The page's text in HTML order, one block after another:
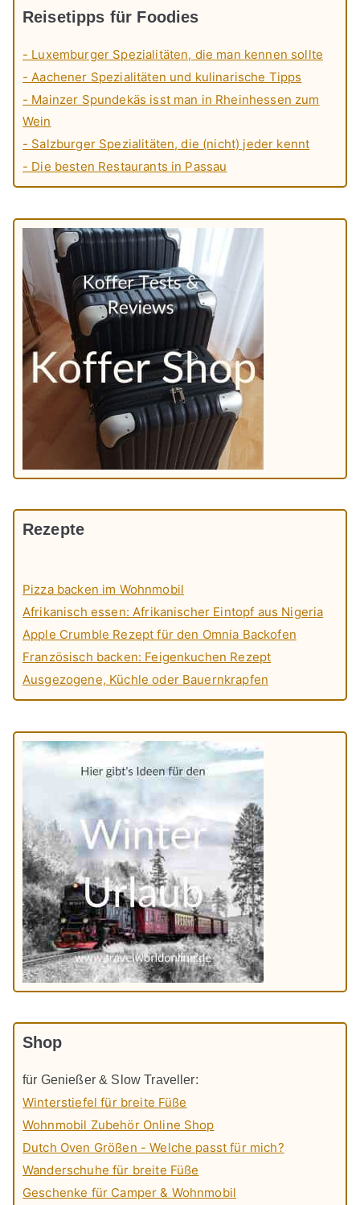
Reisetipps für Foodies
- Luxemburger Spezialitäten, die man kennen sollte
- Aachener Spezialitäten und kulinarische Tipps
- Mainzer Spundekäs isst man in Rheinhessen zum
Wein
- Salzburger Spezialitäten, die (nicht) jeder kennt
- Die besten Restaurants in Passau
Rezepte
Pizza backen im Wohnmobil
Afrikanisch essen: Afrikanischer Eintopf aus Nigeria
Apple Crumble Rezept für den Omnia Backofen
Französisch backen: Feigenkuchen Rezept
Ausgezogene, Küchle oder Bauernkrapfen
Shop
für Genießer & Slow Traveller:
Winterstiefel für breite Füße
Wohnmobil Zubehör Online Shop
Dutch Oven Größen - Welche passt für mich?
Wanderschuhe für breite Füße
Geschenke für Camper & Wohnmobil